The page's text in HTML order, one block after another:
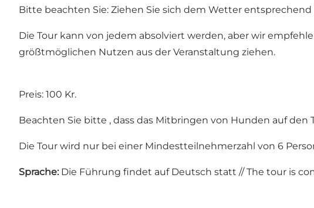
Bitte beachten Sie: Ziehen Sie sich dem Wetter
Die Tour kann von jedem absolviert werden, aber wir
größtmöglichen Nutzen aus der Veranstaltung ziehen.
Preis: 100 Kr.
Beachten Sie bitte , dass das Mitbringen von Hunden auf den
Die Tour wird nur bei einer Mindestteilnehmerzahl von 6
Sprache: Die Führung findet auf Deutsch statt // The tour is